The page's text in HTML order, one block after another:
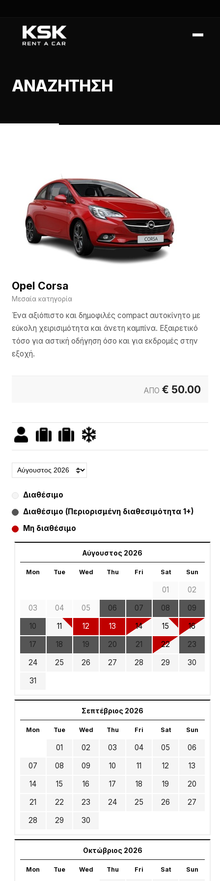
ΑΝΑΖΉΤΗΣΗ
Opel Corsa
Μεσαία κατηγορία
Ένα αξιόπιστο και δημοφιλές compact αυτοκίνητο με
εύκολη χειρισιμότητα και άνετη καμπίνα. Εξαιρετικό
τόσο για αστική οδήγηση όσο και για εκδρομές στην
εξοχή.
ΑΠΟ € 50.00
Διαθέσιμο
Διαθέσιμο (Περιορισμένη διαθεσιμότητα 1+)
Μη διαθέσιμο
Αύγουστος 2026
Mon Tue Wed Thu Fri Sat Sun
01
02
03
04 05 06 07 08
09
10
11 12 13 14 15
16
17
18 19 20 21 22
23
24
25 26 27 28 29
30
31
Σεπτέβριος 2026
Mon Tue Wed Thu Fri Sat Sun
01 02 03 04 05
06
07
08 09 10 11 12
13
14
15 16 17 18 19
20
21
22 23 24 25 26
27
28
29 30
Οκτώβριος 2026
Mon Tue Wed Thu Fri Sat Sun